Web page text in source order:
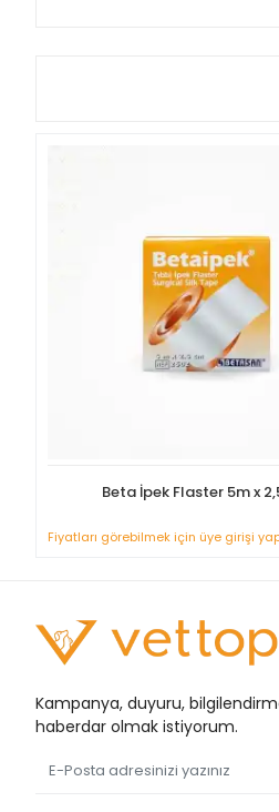
Beta İpek Flaster 5m x
Fiyatları görebilmek için üye girişi
Kampanya, duyuru,
haberdar olmak istiyorum.